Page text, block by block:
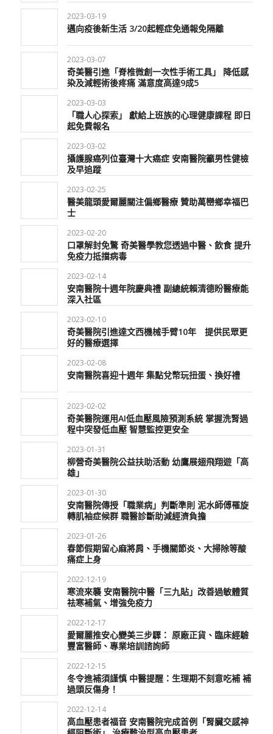
2023-03-19
邁向疫後新生活 3/20起輕症免通報免隔離
2023-03-07
奇美醫引進「脊椎微創一次性手術工具」 降低感
染及減輕術後疼痛 滿意度高達9成5
2023-03-03
「職人心探索」 獻給上班族的心理健康課程 即日
起免費報名
2023-03-02
攝護腺癌列位臺灣十大癌症 安南醫院籲男性健檢
及早追蹤
2023-02-25
醫美龍頭愛爾麗關注偏鄉醫療 贊助萬巒鄉幸福巴
士
2023-02-20
口罩解封免驚 奇美醫學教您透過中醫、飲食 提升
免疫力抵擋病毒
2023-02-14
安南醫院十週年院慶典禮 副總統賴清德盼醫療能
深入社區
2023-02-10
奇美醫院引進達文西機械手臂10年 提供民眾更
好的醫療選擇
2023-02-08
安南醫院喜迎十週年 集點兌幣玩扭蛋、換好禮
2023-02-02
奇美醫院運用AI低血壓風險預測系統 掌握洗腎過
程中突發低血壓 智慧監控更安全
2023-01-31
柳營奇美醫院公益扶助活動 幼鷹展翅飛翔遊「高
雄」
2023-01-30
安南醫院傳授「職業病」判斷準則 泥水師傅罹旋
轉肌袖症候群 職醫診斷助減經濟負擔
2023-01-26
春節假期留心麻將肩、手機關節炎、大掃除等酸
痛症上身
2022-12-19
寒流來襲 安南醫院中醫「三九貼」改善過敏體質
祛寒補氣、增強免疫力
2022-12-17
愛爾麗推安心變美三步驟： 原廠正貨、臨床經驗
豐富醫師、專業培訓諮詢師
2022-12-15
冬令進補須謹慎 中醫提醒：生理期不刻意吃補 補
過頭反傷身！
2022-12-14
高血壓患者福音 安南醫院完成首例「腎臟交感神